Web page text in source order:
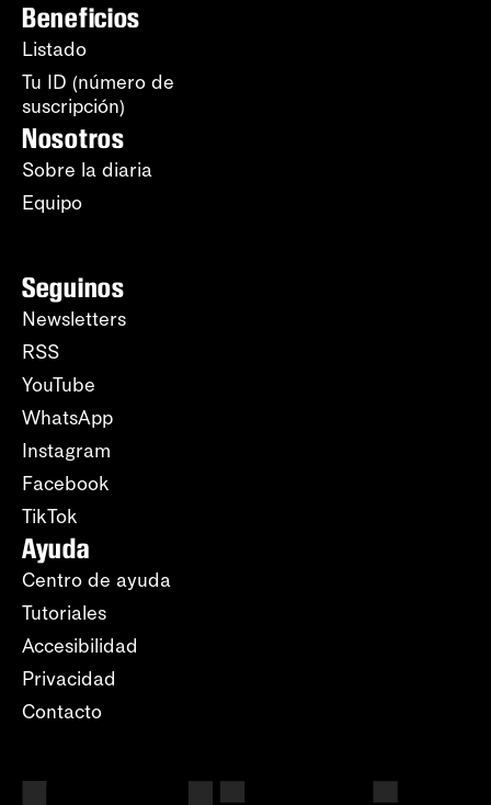
Beneficios
Listado
Tu ID (número de
suscripción)
Nosotros
Sobre la diaria
Equipo
Seguinos
Newsletters
RSS
YouTube
WhatsApp
Instagram
Facebook
TikTok
Ayuda
Centro de ayuda
Tutoriales
Accesibilidad
Privacidad
Contacto